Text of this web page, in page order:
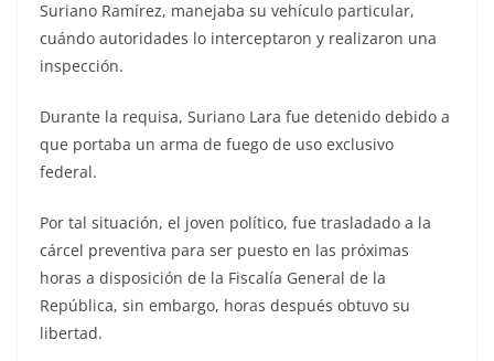
Suriano Ramírez, manejaba su vehículo particular,
cuándo autoridades lo interceptaron y realizaron una
inspección.
Durante la requisa, Suriano Lara fue detenido debido a
que portaba un arma de fuego de uso exclusivo
federal.
Por tal situación, el joven político, fue trasladado a la
cárcel preventiva para ser puesto en las próximas
horas a disposición de la Fiscalía General de la
República, sin embargo, horas después obtuvo su
libertad.